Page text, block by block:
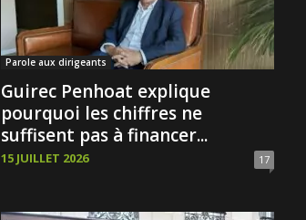
Parole aux dirigeants
Guirec Penhoat explique
pourquoi les chiffres ne
suffisent pas à financer...
15 JUILLET 2026 17